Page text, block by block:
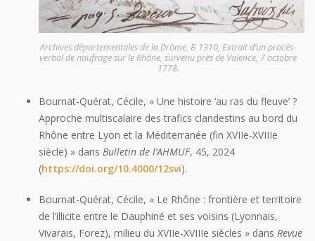
Archives départementales de la Drôme, B 1310, Extrait d’un procès-
verbal de naufrage sur le Rhône, survenu près de Valence, 7 octobre
1778.
Bournat-Quérat, Cécile, « Une histoire ‘au ras du fleuve’ ?
Approche multiscalaire des trafics clandestins au bord du
Rhône entre Lyon et la Méditerranée (fin XVIIe-XVIIIe
siècle) » dans Bulletin de l’AHMUF, 45, 2024
(https://doi.org/10.4000/12svi).
Bournat-Quérat, Cécile, « Le Rhône : frontière et territoire
de l’illicite entre le Dauphiné et ses voisins (Lyonnais,
Vivarais, Forez), milieu du XVIIe-XVIIIe siècles » dans Revue